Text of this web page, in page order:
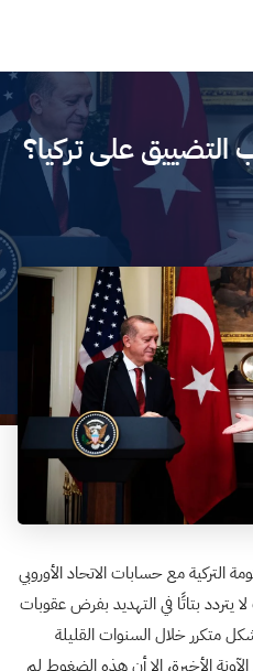
التضييق على تركيا؟
التركية مع حسابات الاتحاد الأوروبي
يتردد بتاتًا في التهديد بفرض عقوبات
متكرر خلال السنوات القليلة
الأخيرة، إلا أن هذه الضغوط لم